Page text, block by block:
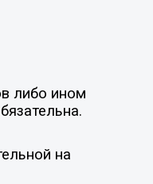
либо ином
на